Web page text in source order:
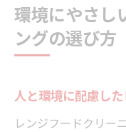
環境にやさし
ングの選び方
人と環境に配慮し
レンジフードクリー